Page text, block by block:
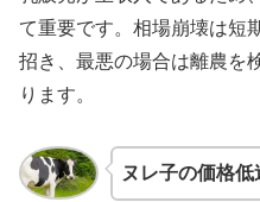
て重要です。相場崩壊は短
招き、最悪の場合は離農を
ります。
ヌレ子の価格